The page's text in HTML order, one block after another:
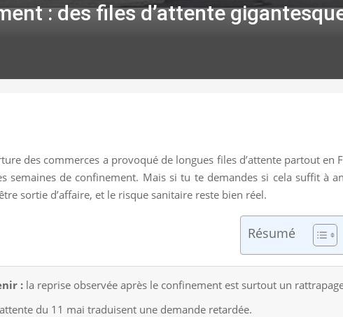
: des files d’attente
des commerces a provoqué de longues files d’attente partout en
semaines de confinement. Mais si tu te demandes si cela suffit à
sortie d’affaire, et le risque sanitaire reste bien réel.
Résumé
: la reprise observée après le confinement est surtout un
du 11 mai traduisent une demande retardée.